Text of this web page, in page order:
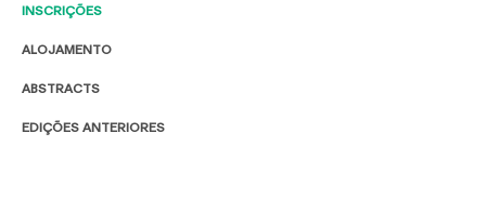
INSCRIÇÕES
ALOJAMENTO
ABSTRACTS
EDIÇÕES ANTERIORES